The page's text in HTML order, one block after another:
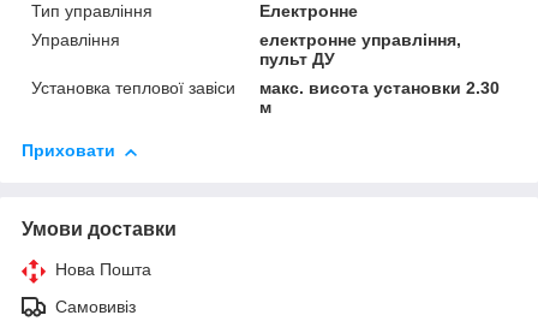
Тип управління
Електронне
Управління
електронне управління,
пульт ДУ
Установка теплової завіси
макс. висота установки 2.30
м
Приховати
Умови доставки
Нова Пошта
Самовивіз